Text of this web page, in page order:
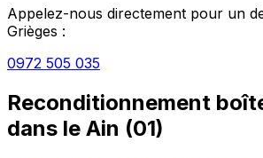
Appelez-nous directement pour un
Grièges :
0972 505 035
Reconditionnement
dans le Ain (01)